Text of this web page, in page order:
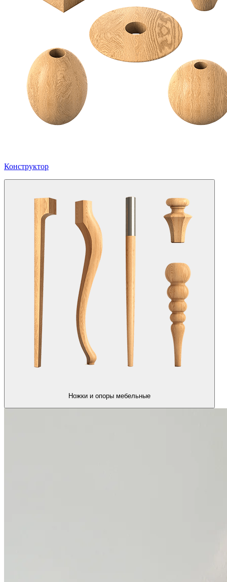
Конструктор
Ножки и опоры мебельные